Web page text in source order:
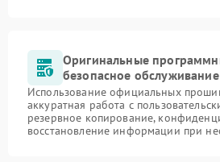
Оригинальные
безопасное
Использование официальных
аккуратная работа с
резервное копирование,
восстановление информации при